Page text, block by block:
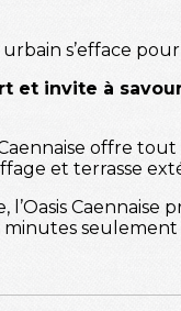
s’efface
et invite à
offre
et terrasse
seulement